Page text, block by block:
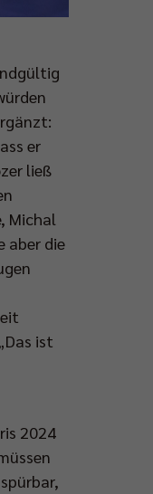
er
ließ
Michal
aber die
ist
2024